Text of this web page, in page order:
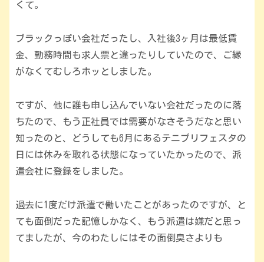
くて。
ブラックっぽい会社だったし、入社後3ヶ月は最低賃
金、勤務時間も求人票と違ったりしていたので、ご縁
がなくてむしろホッとしました。
ですが、他に誰も申し込んでいない会社だったのに落
ちたので、もう正社員では需要がなさそうだなと思い
知ったのと、どうしても6月にあるテニプリフェスタの
日には休みを取れる状態になっていたかったので、派
遣会社に登録をしました。
過去に1度だけ派遣で働いたことがあったのですが、と
ても面倒だった記憶しかなく、もう派遣は嫌だと思っ
てましたが、今のわたしにはその面倒臭さよりも